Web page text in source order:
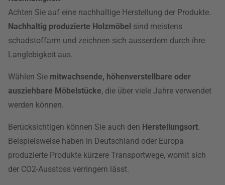
Achten Sie auf eine nachhaltige Herstellung der Produkte.
Nachhaltig produzierte Holzmöbel sind meistens
schadstoffarm und zeichnen sich ausserdem durch ihre
Langlebigkeit aus.
Wählen Sie mitwachsende, höhenverstellbare oder
ausziehbare Möbelstücke, die über viele Jahre verwendet
werden können.
Berücksichtigen können Sie auch den Herstellungsort.
Beispielsweise haben in Deutschland oder Europa
produzierte Produkte kürzere Transportwege, womit sich
der CO2-Ausstoss verringern lässt.